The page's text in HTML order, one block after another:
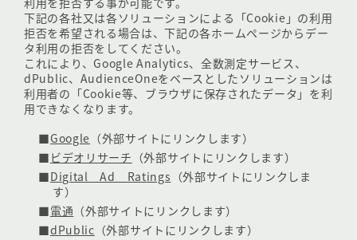
下記の各社又は各ソリューションによる「Cookie」の利用
拒否を希望される場合は、下記の各ホームページからデー
タ利用の拒否をしてください。
これにより、Google Analytics、全数測定サービス、
dPublic、AudienceOneをベースとしたソリューションは
利用者の「Cookie等、ブラウザに保存されたデータ」を利
用できなくなります。
■Google （外部サイトにリンクします）
■ ビデオリサーチ （外部サイトにリンクします）
■Digital Ad Ratings （外部サイトにリンクしま
す）
■電通 （外部サイトにリンクします）
■dPublic （外部サイトにリンクします）